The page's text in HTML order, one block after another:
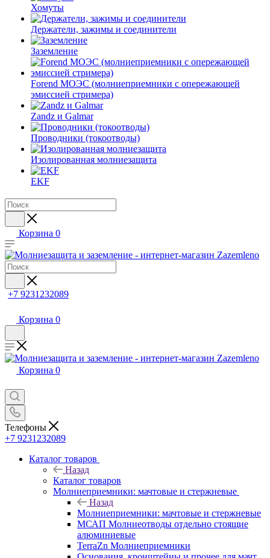
Хомуты
Держатели, зажимы и соединители
Заземление
Forend МОЭС (молниеприемники с опережающей
эмиссией стримера)
Zandz и Galmar
Проводники (токоотводы)
Изолированная молниезащита
EKF
Корзина 0
+7 9231232089
Корзина 0
Корзина 0
Телефоны
+7 9231232089
Каталог товаров
Назад
Каталог товаров
Молниеприемники: мачтовые и стержневые
Назад
Молниеприемники: мачтовые и стержневые
МСАП Молниеотводы отдельно стоящие
алюминиевые
TerraZn Молниеприемники